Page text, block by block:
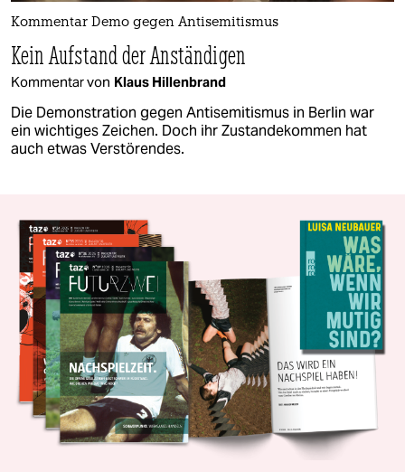
Kommentar Demo gegen Antisemitismus
Kein Aufstand der Anständigen
Kommentar von Klaus Hillenbrand
Die Demonstration gegen Antisemitismus in Berlin war
ein wichtiges Zeichen. Doch ihr Zustandekommen hat
auch etwas Verstörendes.